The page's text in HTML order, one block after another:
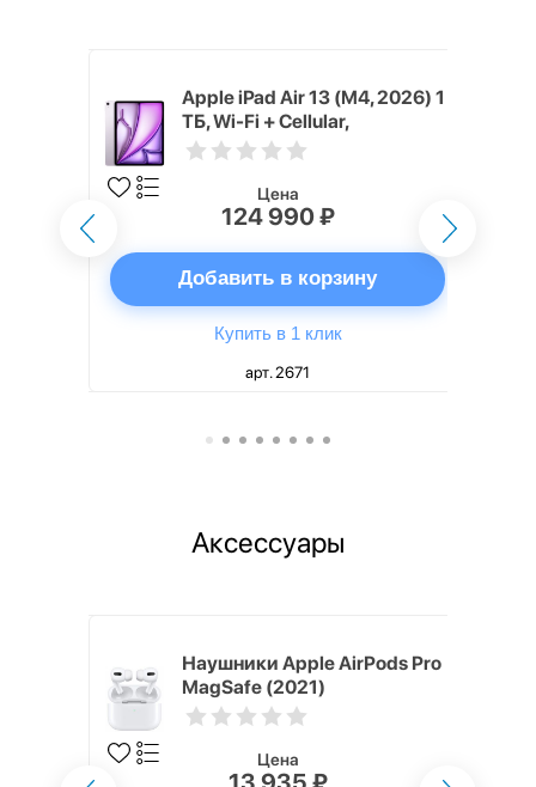
Apple iPad Air 13 (M4, 2026) 1
ТБ, Wi-Fi + Cellular,
Фиолетовый (Purple)
Цена
124 990 ₽
Добавить в корзину
Купить в 1 клик
арт. 2671
Аксессуары
Наушники Apple AirPods Pro
MagSafe (2021)
Цена